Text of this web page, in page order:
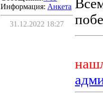
Информация: Aнкета
31.12.2022 18:27